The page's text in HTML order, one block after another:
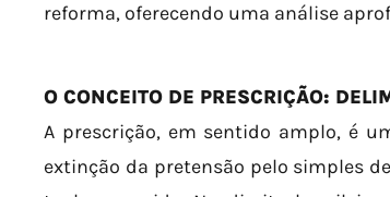
reforma, oferecendo uma análise
O CONCEITO DE PRESCRIÇÃO:
A prescrição, em sentido amplo, é
extinção da pretensão pelo simples